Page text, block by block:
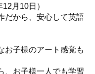
月10日）
だから、安心して英語
様のアート感覚も
子様一人でも学習